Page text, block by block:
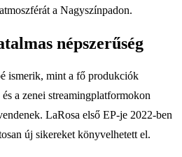
a Nagyszínpadon.
népszerűség
ismerik, mint a fő produkciók
a zenei streamingplatformokon
LaRosa első EP-je 2022-ben
új sikereket könyvelhetett el.